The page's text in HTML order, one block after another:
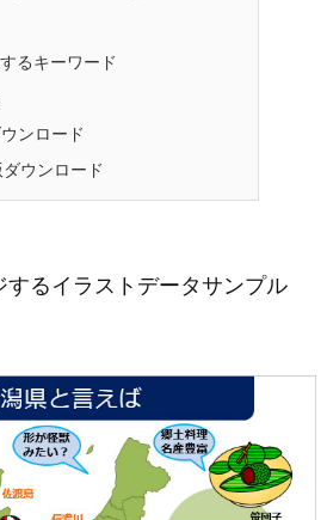
るキーワード
ンロード
ウンロード
するイラストデータサンプル